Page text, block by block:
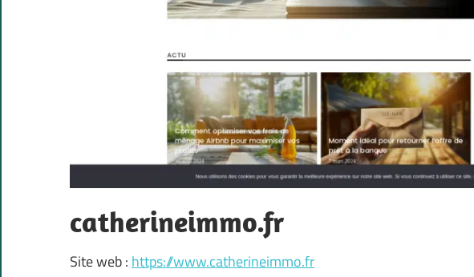
catherineimmo.fr
Site web : https://www.catherineimmo.fr